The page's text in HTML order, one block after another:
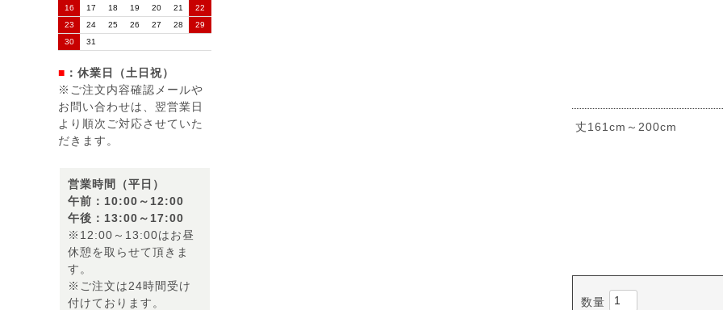
■ ：休業日（土日祝）
※ご注文内容確認メールや
お問い合わせは、翌営業日
より順次ご対応させていた
だきます。
営業時間（平日）
午前：10:00～12:00
午後：13:00～17:00
※12:00～13:00はお昼
休憩を取らせて頂きま
す。
※ご注文は24時間受け
付けております。
丈161cm～200cm